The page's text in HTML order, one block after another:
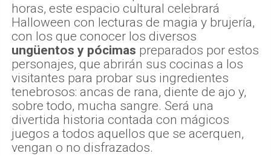
horas, este espacio cultural celebrará
Halloween con lecturas de magia y brujería,
con los que conocer los diversos
ungüentos y pócimas preparados por estos
personajes, que abrirán sus cocinas a los
visitantes para probar sus ingredientes
tenebrosos: ancas de rana, diente de ajo y,
sobre todo, mucha sangre. Será una
divertida historia contada con mágicos
juegos a todos aquellos que se acerquen,
vengan o no disfrazados.